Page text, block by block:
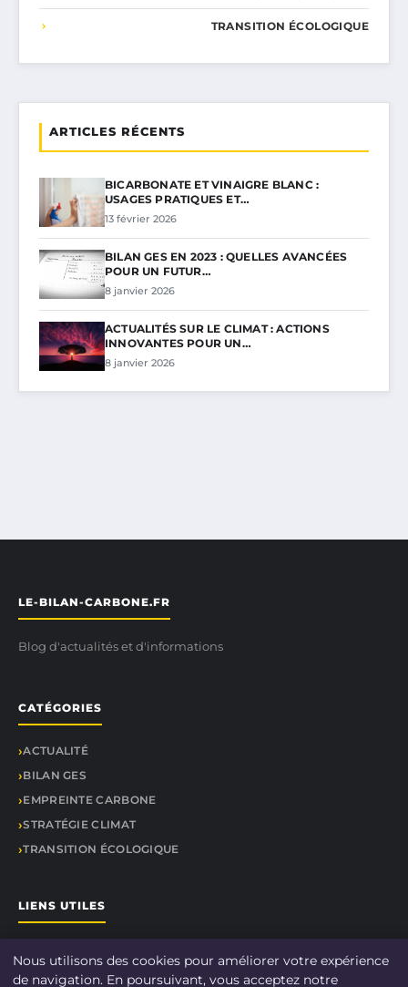
TRANSITION ÉCOLOGIQUE
ARTICLES RÉCENTS
BICARBONATE ET VINAIGRE BLANC :
USAGES PRATIQUES ET…
13 février 2026
BILAN GES EN 2023 : QUELLES AVANCÉES
POUR UN FUTUR…
8 janvier 2026
ACTUALITÉS SUR LE CLIMAT : ACTIONS
INNOVANTES POUR UN…
8 janvier 2026
LE-BILAN-CARBONE.FR
Blog d'actualités et d'informations
CATÉGORIES
ACTUALITÉ
BILAN GES
EMPREINTE CARBONE
STRATÉGIE CLIMAT
TRANSITION ÉCOLOGIQUE
LIENS UTILES
Nous utilisons des cookies pour améliorer votre expérience
de navigation. En poursuivant, vous acceptez notre